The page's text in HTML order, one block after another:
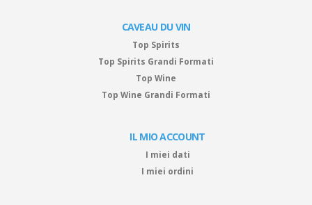
CAVEAU DU VIN
Top Spirits
Top Spirits Grandi Formati
Top Wine
Top Wine Grandi Formati
IL MIO ACCOUNT
I miei dati
I miei ordini